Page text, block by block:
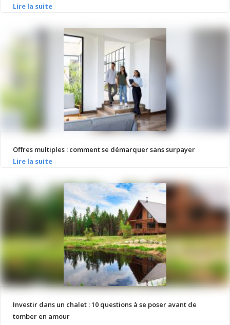
Offres multiples : comment se démarquer sans surpayer
Investir dans un chalet : 10 questions à se poser avant de
tomber en amour